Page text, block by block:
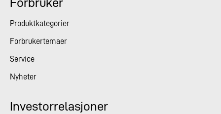
Forbruker
Produktkategorier
Forbrukertemaer
Service
Nyheter
Investorrelasjoner